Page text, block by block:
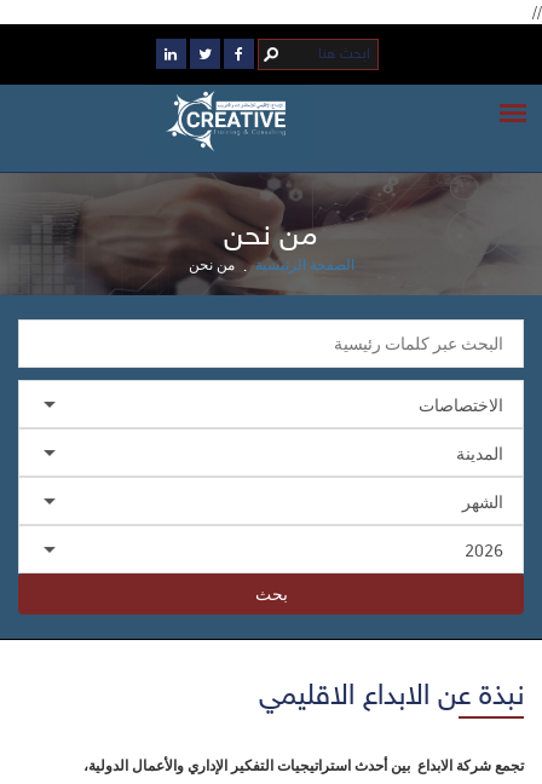
//
من نحن
الصفحة الرئيسية من نحن
بحث
نبذة عن الابداع الاقليمي
تجمع شركة الابداع بين أحدث استراتيجيات التفكير الإداري والأعمال الدولية،